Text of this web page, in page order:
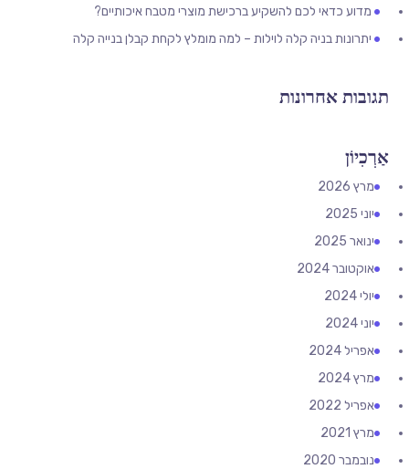
מדוע כדאי לכם להשקיע ברכישת מוצרי מטבח איכותיים?
יתרונות בניה קלה לוילות – למה מומלץ לקחת קבלן בנייה קלה
תגובות אחרונות
אַרְכִיוֹן
מרץ 2026
יוני 2025
ינואר 2025
אוקטובר 2024
יולי 2024
יוני 2024
אפריל 2024
מרץ 2024
אפריל 2022
מרץ 2021
נובמבר 2020